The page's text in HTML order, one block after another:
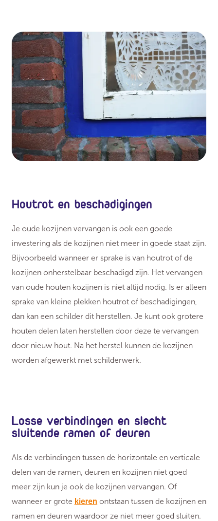
Houtrot en beschadigingen
Je oude kozijnen vervangen is ook een goede
investering als de kozijnen niet meer in goede staat zijn.
Bijvoorbeeld wanneer er sprake is van houtrot of de
kozijnen onherstelbaar beschadigd zijn. Het vervangen
van oude houten kozijnen is niet altijd nodig. Is er alleen
sprake van kleine plekken houtrot of beschadigingen,
dan kan een schilder dit herstellen. Je kunt ook grotere
houten delen laten herstellen door deze te vervangen
door nieuw hout. Na het herstel kunnen de kozijnen
worden afgewerkt met schilderwerk.
Losse verbindingen en slecht
sluitende ramen of deuren
Als de verbindingen tussen de horizontale en verticale
delen van de ramen, deuren en kozijnen niet goed
meer zijn kun je ook de kozijnen vervangen. Of
wanneer er grote kieren ontstaan tussen de kozijnen en
ramen en deuren waardoor ze niet meer goed sluiten.